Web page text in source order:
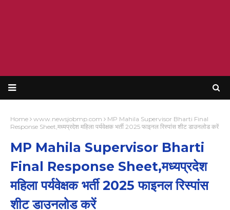
Home www.newsjobmp.com
MP Mahila Supervisor Bharti Final
Response Sheet,मध्यप्रदेश महिला पर्यवेक्षक भर्ती 2025 फाइनल रिस्पांस शीट डाउनलोड करें
MP Mahila Supervisor Bharti
Final Response Sheet,मध्यप्रदेश
महिला पर्यवेक्षक भर्ती 2025 फाइनल रिस्पांस
शीट डाउनलोड करें